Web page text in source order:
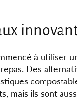
à utiliser
Des
mais ils sont